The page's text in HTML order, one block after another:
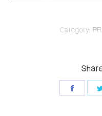
Category:
Share